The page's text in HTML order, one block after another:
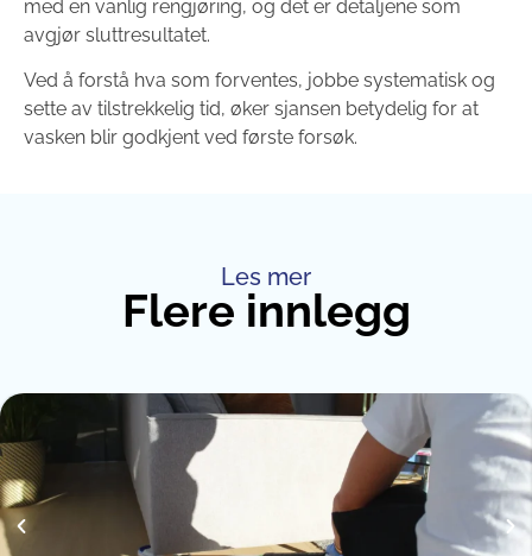
med en vanlig rengjøring, og det er detaljene som
avgjør sluttresultatet.
Ved å forstå hva som forventes, jobbe systematisk og
sette av tilstrekkelig tid, øker sjansen betydelig for at
vasken blir godkjent ved første forsøk.
Les mer
Flere innlegg